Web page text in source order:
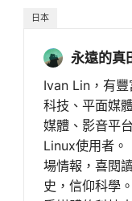
日本
永遠的真
Ivan Lin，有豐
科技、平面媒
媒體、影音平
Linux使用者。
場情報，喜閱
史，信仰科學